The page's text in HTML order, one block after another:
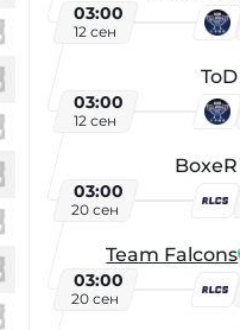
03:00
12 сен
ToD
03:00
12 сен
BoxeR
03:00
20 сен
Team Falcons
03:00
20 сен